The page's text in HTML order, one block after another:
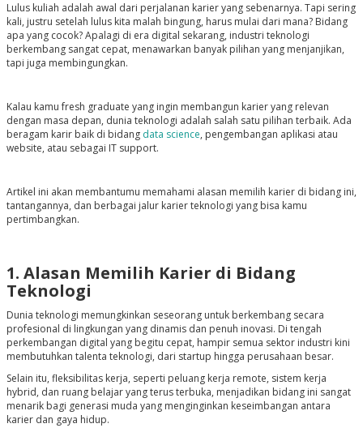
Lulus kuliah adalah awal dari perjalanan karier yang sebenarnya. Tapi sering
kali, justru setelah lulus kita malah bingung, harus mulai dari mana? Bidang
apa yang cocok? Apalagi di era digital sekarang, industri teknologi
berkembang sangat cepat, menawarkan banyak pilihan yang menjanjikan,
tapi juga membingungkan.
Kalau kamu fresh graduate yang ingin membangun karier yang relevan
dengan masa depan, dunia teknologi adalah salah satu pilihan terbaik. Ada
beragam karir baik di bidang data science, pengembangan aplikasi atau
website, atau sebagai IT support.
Artikel ini akan membantumu memahami alasan memilih karier di bidang ini,
tantangannya, dan berbagai jalur karier teknologi yang bisa kamu
pertimbangkan.
1. Alasan Memilih Karier di Bidang
Teknologi
Dunia teknologi memungkinkan seseorang untuk berkembang secara
profesional di lingkungan yang dinamis dan penuh inovasi. Di tengah
perkembangan digital yang begitu cepat, hampir semua sektor industri kini
membutuhkan talenta teknologi, dari startup hingga perusahaan besar.
Selain itu, fleksibilitas kerja, seperti peluang kerja remote, sistem kerja
hybrid, dan ruang belajar yang terus terbuka, menjadikan bidang ini sangat
menarik bagi generasi muda yang menginginkan keseimbangan antara
karier dan gaya hidup.